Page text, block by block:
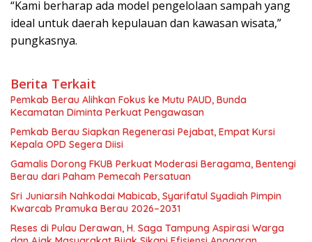
“Kami berharap ada model pengelolaan sampah yang
ideal untuk daerah kepulauan dan kawasan wisata,”
pungkasnya.
Berita Terkait
Pemkab Berau Alihkan Fokus ke Mutu PAUD, Bunda
Kecamatan Diminta Perkuat Pengawasan
Pemkab Berau Siapkan Regenerasi Pejabat, Empat Kursi
Kepala OPD Segera Diisi
Gamalis Dorong FKUB Perkuat Moderasi Beragama, Bentengi
Berau dari Paham Pemecah Persatuan
Sri Juniarsih Nahkodai Mabicab, Syarifatul Syadiah Pimpin
Kwarcab Pramuka Berau 2026–2031
Reses di Pulau Derawan, H. Saga Tampung Aspirasi Warga